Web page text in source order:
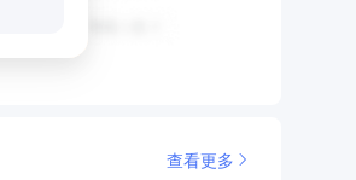
查看更多